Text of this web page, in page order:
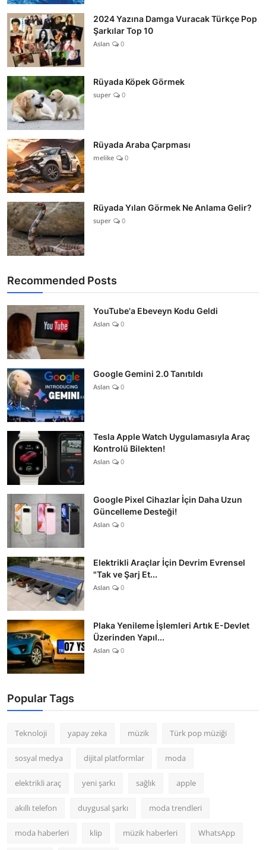
2024 Yazına Damga Vuracak Türkçe Pop
Şarkılar Top 10
Aslan 0
Rüyada Köpek Görmek
super 0
Rüyada Araba Çarpması
melike 0
Rüyada Yılan Görmek Ne Anlama Gelir?
super 0
Recommended Posts
YouTube'a Ebeveyn Kodu Geldi
Aslan 0
Google Gemini 2.0 Tanıtıldı
Aslan 0
Tesla Apple Watch Uygulamasıyla Araç
Kontrolü Bilekten!
Aslan 0
Google Pixel Cihazlar İçin Daha Uzun
Güncelleme Desteği!
Aslan 0
Elektrikli Araçlar İçin Devrim Evrensel
"Tak ve Şarj Et...
Aslan 0
Plaka Yenileme İşlemleri Artık E-Devlet
Üzerinden Yapıl...
Aslan 0
Popular Tags
Teknoloji yapay zeka müzik Türk pop müziği
sosyal medya dijital platformlar moda
elektrikli araç yeni şarkı sağlık apple
akıllı telefon duygusal şarkı moda trendleri
moda haberleri klip müzik haberleri WhatsApp